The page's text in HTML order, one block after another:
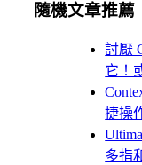
隨機文章推薦
討厭
它！
捷操
多指